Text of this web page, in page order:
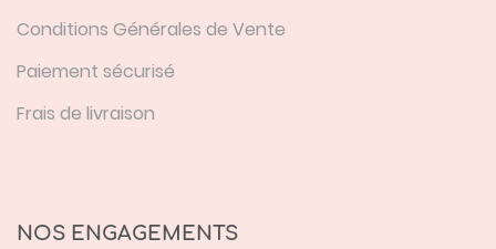
Conditions Générales de Vente
Paiement sécurisé
Frais de livraison
NOS ENGAGEMENTS